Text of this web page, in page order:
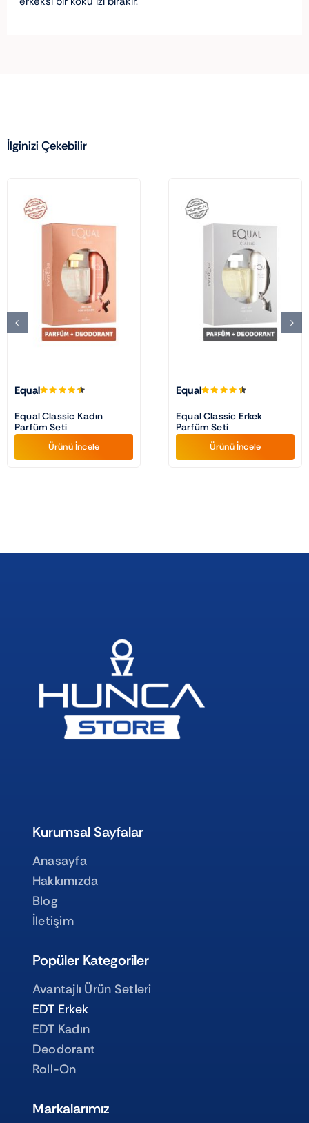
İlginizi Çekebilir
Equal
Equal Classic Kadın
Parfüm Seti
Ürünü İncele
Equal
Equal Classic Erkek
Parfüm Seti
Ürünü İncele
Kurumsal Sayfalar
Anasayfa
Hakkımızda
Blog
İletişim
Popüler Kategoriler
Avantajlı Ürün Setleri
EDT Erkek
EDT Kadın
Deodorant
Roll-On
Markalarımız